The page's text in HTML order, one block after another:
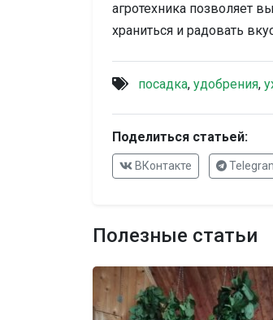
агротехника позволяет
храниться и радовать
посадка, удобрения,
Поделиться статьей:
ВКонтакте
Полезные статьи